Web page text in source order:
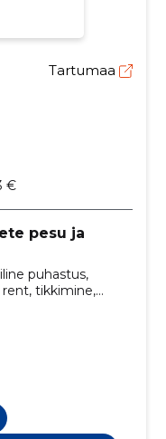
Tartumaa
€
pesu ja
puhastus,
rent, tikkimine,